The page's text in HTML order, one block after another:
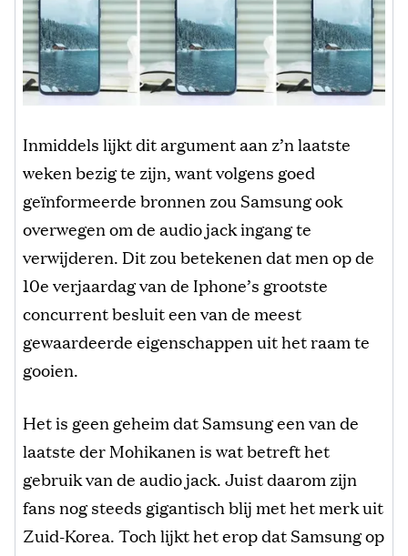
Inmiddels lijkt dit argument aan z’n laatste
weken bezig te zijn, want volgens goed
geïnformeerde bronnen zou Samsung ook
overwegen om de audio jack ingang te
verwijderen. Dit zou betekenen dat men op de
10e verjaardag van de Iphone’s grootste
concurrent besluit een van de meest
gewaardeerde eigenschappen uit het raam te
gooien.
Het is geen geheim dat Samsung een van de
laatste der Mohikanen is wat betreft het
gebruik van de audio jack. Juist daarom zijn
fans nog steeds gigantisch blij met het merk uit
Zuid-Korea. Toch lijkt het erop dat Samsung op